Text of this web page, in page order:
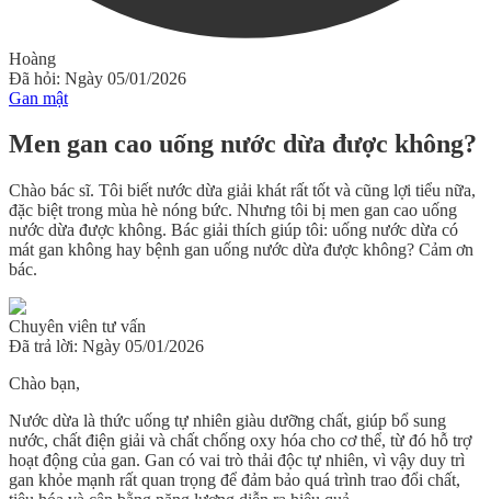
Hoàng
Đã hỏi: Ngày 05/01/2026
Gan mật
Men gan cao uống nước dừa được không?
Chào bác sĩ. Tôi biết nước dừa giải khát rất tốt và cũng lợi tiểu nữa,
đặc biệt trong mùa hè nóng bức. Nhưng tôi bị men gan cao uống
nước dừa được không. Bác giải thích giúp tôi: uống nước dừa có
mát gan không hay bệnh gan uống nước dừa được không? Cảm ơn
bác.
Chuyên viên tư vấn
Đã trả lời: Ngày 05/01/2026
Chào bạn,
Nước dừa là thức uống tự nhiên giàu dưỡng chất, giúp bổ sung
nước, chất điện giải và chất chống oxy hóa cho cơ thể, từ đó hỗ trợ
hoạt động của gan. Gan có vai trò thải độc tự nhiên, vì vậy duy trì
gan khỏe mạnh rất quan trọng để đảm bảo quá trình trao đổi chất,